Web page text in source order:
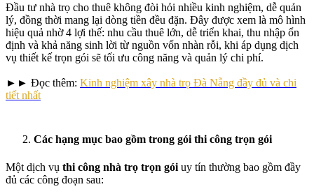
Đầu tư nhà trọ cho thuê không đòi hỏi nhiều kinh nghiệm, dễ quản
lý, đồng thời mang lại dòng tiền đều đặn. Đây được xem là mô hình
hiệu quả nhờ 4 lợi thế: nhu cầu thuê lớn, dễ triển khai, thu nhập ổn
định và khả năng sinh lời từ nguồn vốn nhàn rỗi, khi áp dụng dịch
vụ thiết kế trọn gói sẽ tối ưu công năng và quản lý chi phí.
►► Đọc thêm: Kinh nghiệm xây nhà trọ Đà Nẵng đầy đủ và chi
tiết nhất
Các hạng mục bao gồm trong gói thi công trọn gói
Một dịch vụ thi công nhà trọ trọn gói uy tín thường bao gồm đầy
đủ các công đoạn sau: